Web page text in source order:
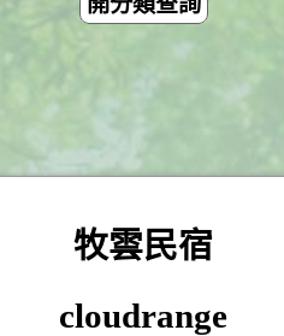
牧雲民宿
cloudrange